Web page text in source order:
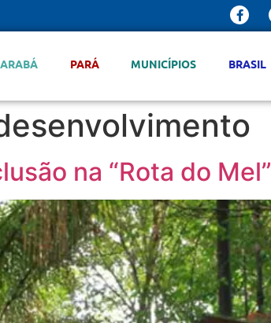
PARÁ MUNICÍPIOS BRASIL
na “Rota do Mel”